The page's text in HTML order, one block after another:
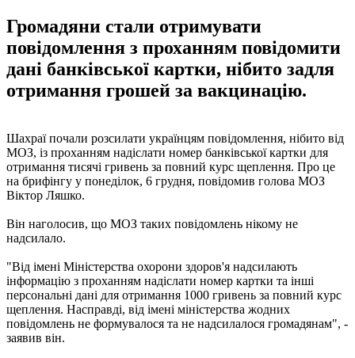
Громадяни стали отримувати
повідомлення з проханням повідомити
дані банківської картки, нібито задля
отримання грошей за вакцинацію.
Шахраї почали розсилати українцям повідомлення, нібито від
МОЗ, із проханням надіслати номер банківської картки для
отримання тисячі гривень за повний курс щеплення. Про це
на брифінгу у понеділок, 6 грудня, повідомив голова МОЗ
Віктор Ляшко.
Він наголосив, що МОЗ таких повідомлень нікому не
надсилало.
"Від імені Міністерства охорони здоров'я надсилають
інформацію з проханням надіслати номер картки та інші
персональні дані для отримання 1000 гривень за повний курс
щеплення. Насправді, від імені міністерства жодних
повідомлень не формувалося та не надсилалося громадянам", -
заявив він.